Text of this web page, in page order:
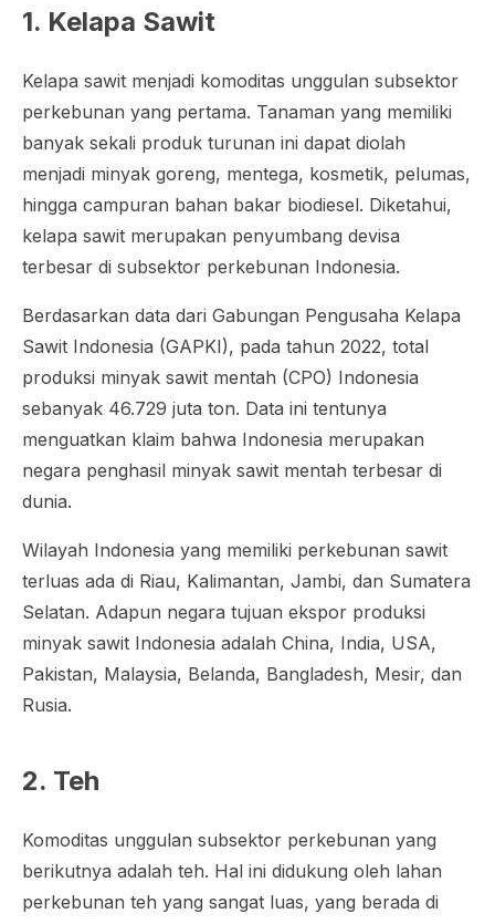
1. Kelapa Sawit
Kelapa sawit menjadi komoditas unggulan subsektor
perkebunan yang pertama. Tanaman yang memiliki
banyak sekali produk turunan ini dapat diolah
menjadi minyak goreng, mentega, kosmetik, pelumas,
hingga campuran bahan bakar biodiesel. Diketahui,
kelapa sawit merupakan penyumbang devisa
terbesar di subsektor perkebunan Indonesia.
Berdasarkan data dari Gabungan Pengusaha Kelapa
Sawit Indonesia (GAPKI), pada tahun 2022, total
produksi minyak sawit mentah (CPO) Indonesia
sebanyak 46.729 juta ton. Data ini tentunya
menguatkan klaim bahwa Indonesia merupakan
negara penghasil minyak sawit mentah terbesar di
dunia.
Wilayah Indonesia yang memiliki perkebunan sawit
terluas ada di Riau, Kalimantan, Jambi, dan Sumatera
Selatan. Adapun negara tujuan ekspor produksi
minyak sawit Indonesia adalah China, India, USA,
Pakistan, Malaysia, Belanda, Bangladesh, Mesir, dan
Rusia.
2. Teh
Komoditas unggulan subsektor perkebunan yang
berikutnya adalah teh. Hal ini didukung oleh lahan
perkebunan teh yang sangat luas, yang berada di